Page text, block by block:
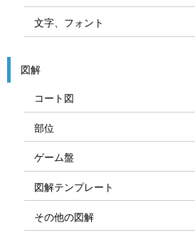
文字、フォント
図解
コート図
部位
ゲーム盤
図解テンプレート
その他の図解